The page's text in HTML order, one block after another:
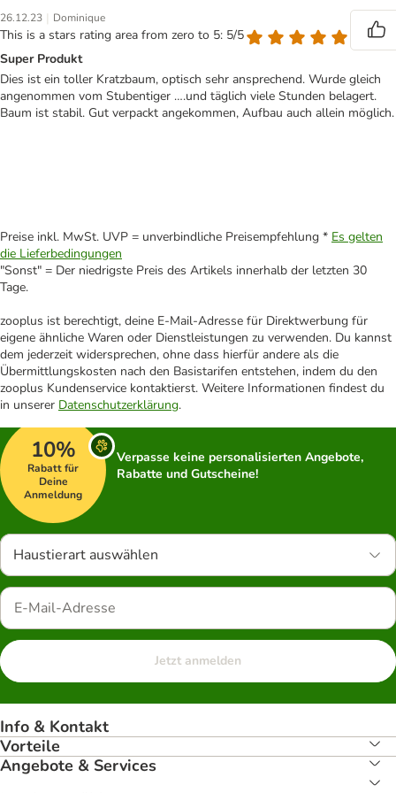
26.12.23 | Dominique
This is a stars rating area from zero to 5: 5/5
Super Produkt
Dies ist ein toller Kratzbaum, optisch sehr ansprechend. Wurde gleich
angenommen vom Stubentiger ….und täglich viele Stunden belagert.
Baum ist stabil. Gut verpackt angekommen, Aufbau auch allein möglich.
Preise inkl. MwSt. UVP = unverbindliche Preisempfehlung * Es gelten
die Lieferbedingungen
"Sonst" = Der niedrigste Preis des Artikels innerhalb der letzten 30
Tage.
zooplus ist berechtigt, deine E-Mail-Adresse für Direktwerbung für
eigene ähnliche Waren oder Dienstleistungen zu verwenden. Du kannst
dem jederzeit widersprechen, ohne dass hierfür andere als die
Übermittlungskosten nach den Basistarifen entstehen, indem du den
zooplus Kundenservice kontaktierst. Weitere Informationen findest du
in unserer Datenschutzerklärung.
10%
Rabatt für
Deine
Anmeldung
Verpasse keine personalisierten Angebote,
Rabatte und Gutscheine!
Haustierart auswählen
Jetzt anmelden
Info & Kontakt
Vorteile
Angebote & Services